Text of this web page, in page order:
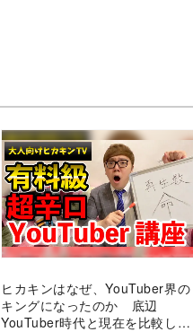
ヒカキンはなぜ、YouTuber界の
キングになったのか 底辺
YouTuber時代と現在を比較して